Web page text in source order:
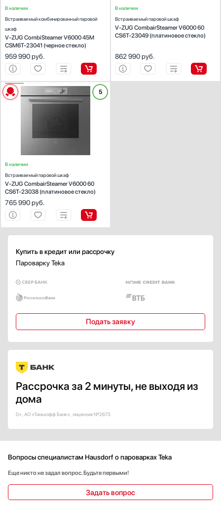
В наличии
Встраиваемый комбинированный паровой
шкаф
V-ZUG CombiSteamer V6000 45M
CSM6T-23041 (черное стекло)
959 990руб.
В наличии
Встраиваемый паровой шкаф
V-ZUG CombairSteamer V6000 60
CS6T-23049 (платиновое стекло)
862 990руб.
ХАРАКТЕРИСТИКИ
Тип:
комби-пароварка
5
В наличии
Встраиваемый паровой шкаф
V-ZUG CombairSteamer V6000 60
CS6T-23038 (платиновое стекло)
765 990руб.
Купить в кредит или рассрочку
Пароварку Teka
Подать заявку
Рассрочка за 2 минуты, не выходя из
дома
0+, АО «Тинькофф Банк», лицензия №2673
Вопросы специалистам Hausdorf о пароварках Teka
Еще никто не задал вопрос. Будьте первыми!
Задать вопрос